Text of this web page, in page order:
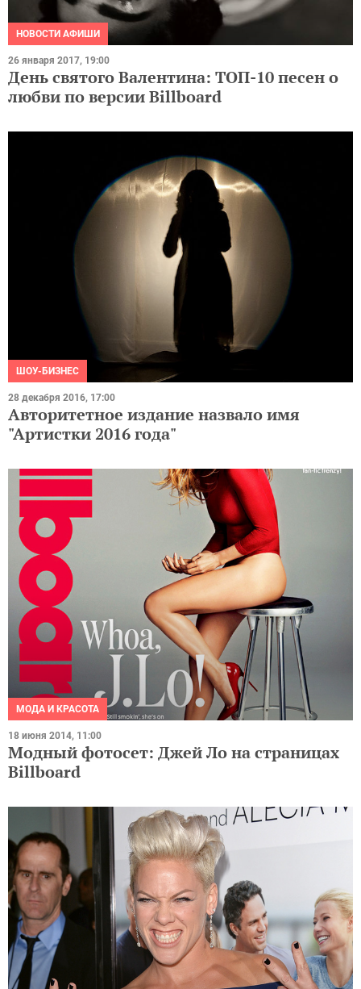
НОВОСТИ АФИШИ
26 января 2017, 19:00
День святого Валентина: ТОП-10 песен о
любви по версии Billboard
ШОУ-БИЗНЕС
28 декабря 2016, 17:00
Авторитетное издание назвало имя
"Артистки 2016 года"
МОДА И КРАСОТА
18 июня 2014, 11:00
Модный фотосет: Джей Ло на страницах
Billboard